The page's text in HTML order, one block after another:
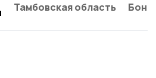
Тамбовская область